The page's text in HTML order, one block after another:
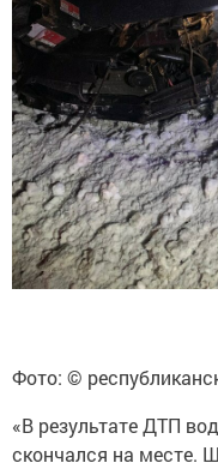
Фото: ©
«В результате ДТП
скончался на